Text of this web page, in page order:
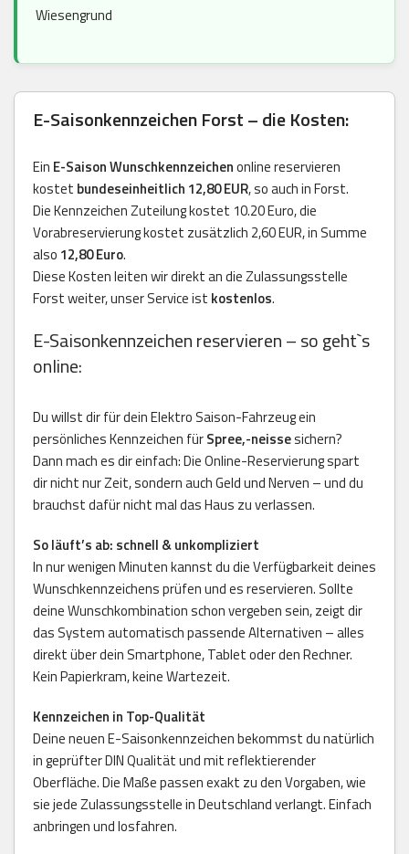
Wiesengrund
E-Saisonkennzeichen Forst – die Kosten:
Ein E-Saison Wunschkennzeichenonline reservieren
kostet bundeseinheitlich 12,80 EUR, so auch in Forst.
Die Kennzeichen Zuteilung kostet 10.20 Euro, die
Vorabreservierung kostet zusätzlich 2,60 EUR, in Summe
also 12,80 Euro.
Diese Kosten leiten wir direkt an die Zulassungsstelle
Forst weiter, unser Service ist kostenlos.
E-Saisonkennzeichen reservieren – so geht`s
online:
Du willst dir für dein Elektro Saison-Fahrzeug ein
persönliches Kennzeichen fürSpree,-neissesichern?
Dann mach es dir einfach: Die Online-Reservierung spart
dir nicht nur Zeit, sondern auch Geld und Nerven – und du
brauchst dafür nicht mal das Haus zu verlassen.
So läuft’s ab: schnell & unkompliziert
In nur wenigen Minuten kannst du die Verfügbarkeit deines
Wunschkennzeichens prüfen und es reservieren. Sollte
deine Wunschkombination schon vergeben sein, zeigt dir
das System automatisch passende Alternativen – alles
direkt über dein Smartphone, Tablet oder den Rechner.
Kein Papierkram, keine Wartezeit.
Kennzeichen in Top-Qualität
Deine neuen E-Saisonkennzeichen bekommst du natürlich
in geprüfter DIN Qualität und mit reflektierender
Oberfläche. Die Maße passen exakt zu den Vorgaben, wie
sie jede Zulassungsstelle in Deutschland verlangt. Einfach
anbringen und losfahren.